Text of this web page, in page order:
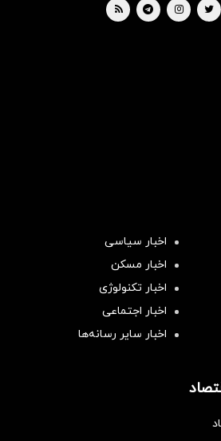
اخبار سیاسی
اخبار مسکن
اخبار تکنولوژی
اخبار اجتماعی
اخبار سایر رسانه‌‌ها